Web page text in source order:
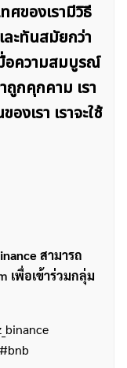
ศของเรามีวิธี
ะทันสมัยกว่า
อความสมบูรณ์
ถูกคุกคาม เรา
งเรา เราจะใช้
สามารถ
เพื่อเข้าร่วมกลุ่ม